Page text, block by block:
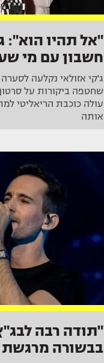
"אל תהיו הוא":
חשבון עם מי
ג'קי אזולאי נקלעה
שחטפה ביקורות על
עולה כוכבת הריאליטי
אותה
"תודה רבה
בבשורה מרגשת